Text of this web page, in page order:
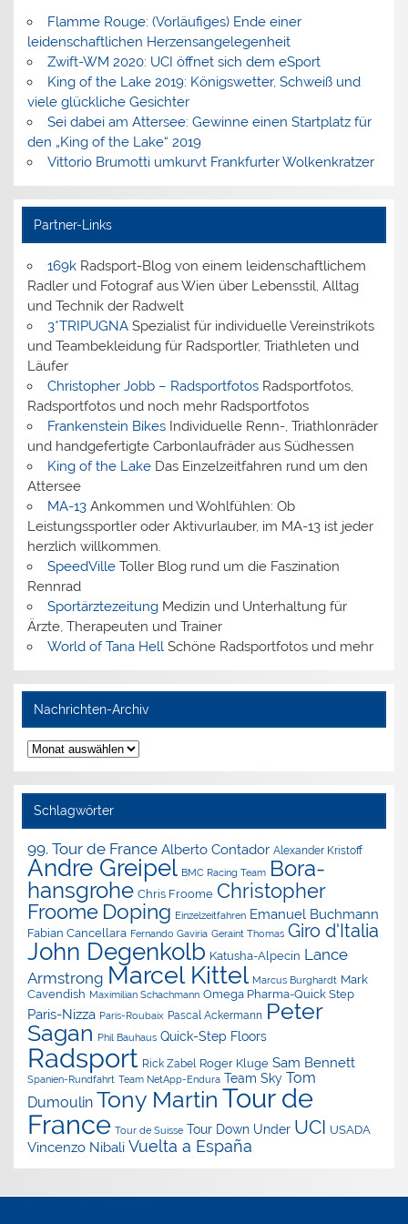
Flamme Rouge: (Vorläufiges) Ende einer
leidenschaftlichen Herzensangelegenheit
Zwift-WM 2020: UCI öffnet sich dem eSport
King of the Lake 2019: Königswetter, Schweiß und
viele glückliche Gesichter
Sei dabei am Attersee: Gewinne einen Startplatz für
den „King of the Lake“ 2019
Vittorio Brumotti umkurvt Frankfurter Wolkenkratzer
Partner-Links
169kRadsport-Blog von einem leidenschaftlichem
Radler und Fotograf aus Wien über Lebensstil, Alltag
und Technik der Radwelt
3*TRIPUGNASpezialist für individuelle Vereinstrikots
und Teambekleidung für Radsportler, Triathleten und
Läufer
Christopher Jobb – RadsportfotosRadsportfotos,
Radsportfotos und noch mehr Radsportfotos
Frankenstein BikesIndividuelle Renn-, Triathlonräder
und handgefertigte Carbonlaufräder aus Südhessen
King of the LakeDas Einzelzeitfahren rund um den
Attersee
MA-13Ankommen und Wohlfühlen: Ob
Leistungssportler oder Aktivurlauber, im MA-13 ist jeder
herzlich willkommen.
SpeedVilleToller Blog rund um die Faszination
Rennrad
SportärztezeitungMedizin und Unterhaltung für
Ärzte, Therapeuten und Trainer
World of Tana HellSchöne Radsportfotos und mehr
Nachrichten-Archiv
Nachrichten-
Archiv
Schlagwörter
99. Tour de France Alberto Contador Alexander Kristoff
Andre Greipel BMC Racing Team Bora-
hansgrohe Chris Froome Christopher
Froome Doping Einzelzeitfahren Emanuel Buchmann
Fabian Cancellara Fernando Gaviria Geraint Thomas Giro d'Italia
John Degenkolb Katusha-Alpecin Lance
Armstrong Marcel Kittel Marcus Burghardt Mark
Cavendish Maximilian Schachmann Omega Pharma-Quick Step
Paris-Nizza Paris-Roubaix Pascal Ackermann Peter
Sagan Phil Bauhaus Quick-Step Floors
Radsport Rick Zabel Roger Kluge Sam Bennett
Spanien-Rundfahrt Team NetApp-Endura Team Sky Tom
Dumoulin Tony Martin Tour de
France Tour de Suisse Tour Down Under UCI USADA
Vincenzo Nibali Vuelta a España